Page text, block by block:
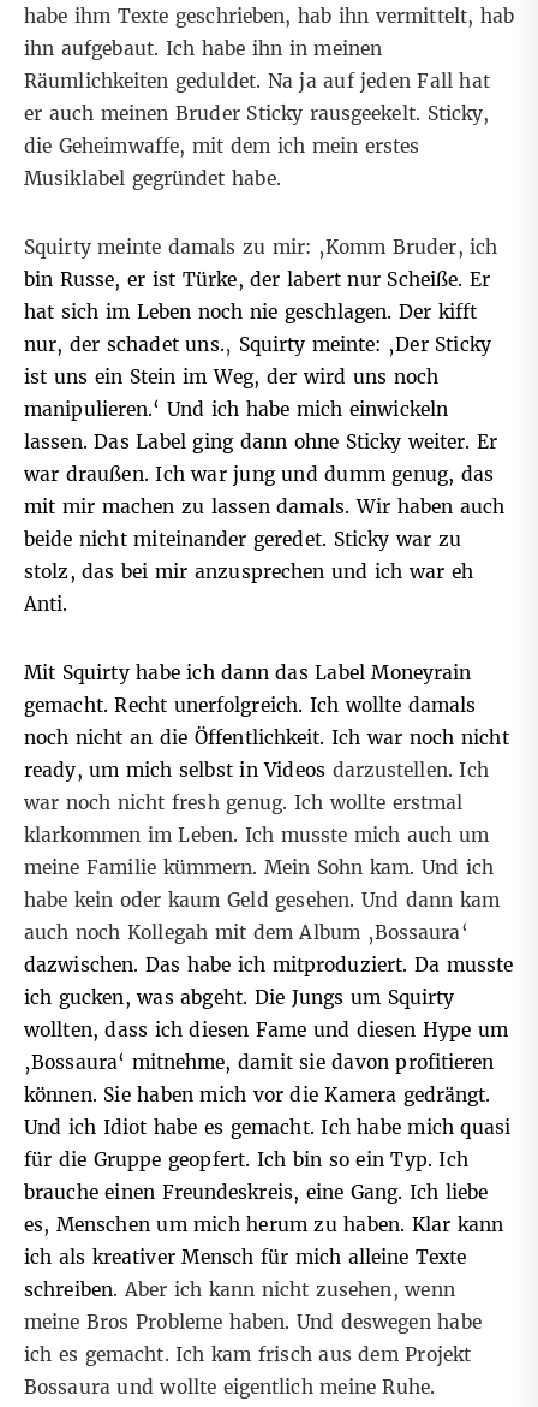
habe ihm Texte geschrieben, hab ihn vermittelt, hab
ihn aufgebaut. Ich habe ihn in meinen
Räumlichkeiten geduldet. Na ja auf jeden Fall hat
er auch meinen Bruder Sticky rausgeekelt. Sticky,
die Geheimwaffe, mit dem ich mein erstes
Musiklabel gegründet habe.
Squirty meinte damals zu mir: ‚Komm Bruder, ich
bin Russe, er ist Türke, der labert nur Scheiße. Er
hat sich im Leben noch nie geschlagen. Der kifft
nur, der schadet uns.‚ Squirty meinte: ‚Der Sticky
ist uns ein Stein im Weg, der wird uns noch
manipulieren.‘ Und ich habe mich einwickeln
lassen. Das Label ging dann ohne Sticky weiter. Er
war draußen. Ich war jung und dumm genug, das
mit mir machen zu lassen damals. Wir haben auch
beide nicht miteinander geredet. Sticky war zu
stolz, das bei mir anzusprechen und ich war eh
Anti.
Mit Squirty habe ich dann das Label Moneyrain
gemacht. Recht unerfolgreich. Ich wollte damals
noch nicht an die Öffentlichkeit. Ich war noch nicht
ready, um mich selbst in Videos darzustellen. Ich
war noch nicht fresh genug. Ich wollte erstmal
klarkommen im Leben. Ich musste mich auch um
meine Familie kümmern. Mein Sohn kam. Und ich
habe kein oder kaum Geld gesehen. Und dann kam
auch noch Kollegah mit dem Album ‚Bossaura‘
dazwischen. Das habe ich mitproduziert. Da musste
ich gucken, was abgeht. Die Jungs um Squirty
wollten, dass ich diesen Fame und diesen Hype um
‚Bossaura‘ mitnehme, damit sie davon profitieren
können. Sie haben mich vor die Kamera gedrängt.
Und ich Idiot habe es gemacht. Ich habe mich quasi
für die Gruppe geopfert. Ich bin so ein Typ. Ich
brauche einen Freundeskreis, eine Gang. Ich liebe
es, Menschen um mich herum zu haben. Klar kann
ich als kreativer Mensch für mich alleine Texte
schreiben. Aber ich kann nicht zusehen, wenn
meine Bros Probleme haben. Und deswegen habe
ich es gemacht. Ich kam frisch aus dem Projekt
Bossaura und wollte eigentlich meine Ruhe.